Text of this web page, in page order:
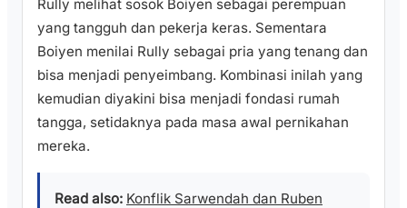
Rully melihat sosok Boiyen sebagai perempuan
yang tangguh dan pekerja keras. Sementara
Boiyen menilai Rully sebagai pria yang tenang dan
bisa menjadi penyeimbang. Kombinasi inilah yang
kemudian diyakini bisa menjadi fondasi rumah
tangga, setidaknya pada masa awal pernikahan
mereka.
Read also: Konflik Sarwendah dan Ruben